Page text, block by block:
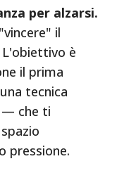
per alzarsi.
il
è
il prima
tecnica
— che ti
pressione.